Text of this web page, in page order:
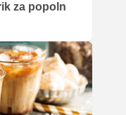
za popoln